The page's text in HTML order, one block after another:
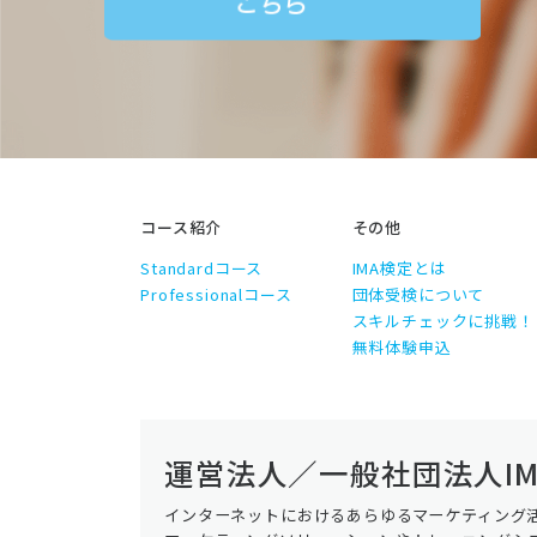
コース紹介
Standardコース
Professionalコース
その他
IMA検定とは
団体受検について
スキルチェックに挑戦！
無料体験申込
運営法人／一般社団法人
インターネットにおけるあらゆるマーケティン